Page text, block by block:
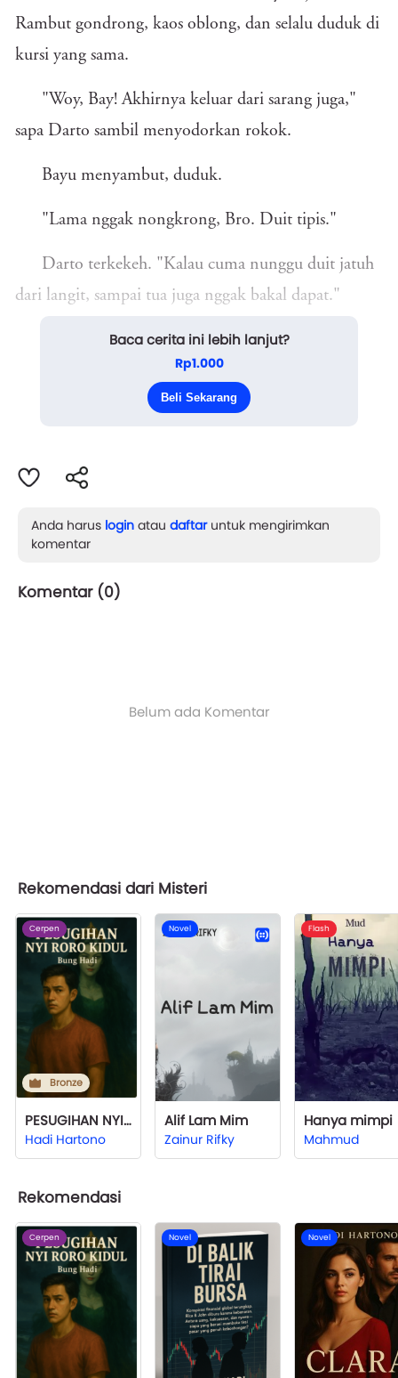
Rambut gondrong, kaos oblong, dan selalu duduk di
kursi yang sama.
"Woy, Bay! Akhirnya keluar dari sarang juga,"
sapa Darto sambil menyodorkan rokok.
Bayu menyambut, duduk.
"Lama nggak nongkrong, Bro. Duit tipis."
Darto terkekeh. "Kalau cuma nunggu duit jatuh
dari langit, sampai tua juga nggak bakal dapat."
Bayu menyeruput kopi hitam yang panas.
"Lo percaya nggak, Bay... ada orang yang kaya
mendadak, cuma gar...
Baca cerita ini lebih lanjut?
Rp1.000
Beli Sekarang
Anda harus login atau daftaruntuk mengirimkan
komentar
Komentar (0)
Belum ada Komentar
Rekomendasi dari Misteri
Cerpen
Bronze
PESUGIHAN NYI RORO KIDUL
Hadi Hartono
Novel
Alif Lam Mim
Zainur Rifky
Flash
Hanya mimpi
Mahmud
Rekomendasi
Cerpen Novel Novel